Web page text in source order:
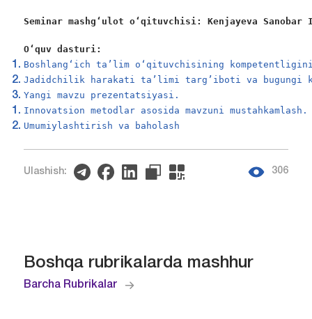
Seminar mashgʻulot oʻqituvchisi: Kenjayeva Sanobar
Oʻquv dasturi:
Boshlang‘ich ta’lim o‘qituvchisining
Jadidchilik harakati ta’limi targ’iboti va bugungi
Yangi mavzu prezentatsiyasi.
Innovatsion metodlar asosida mavzuni mustahkamlash.
Umumiylashtirish va baholash
Ulashish: 306
Boshqa rubrikalarda mashhur
Barcha Rubrikalar